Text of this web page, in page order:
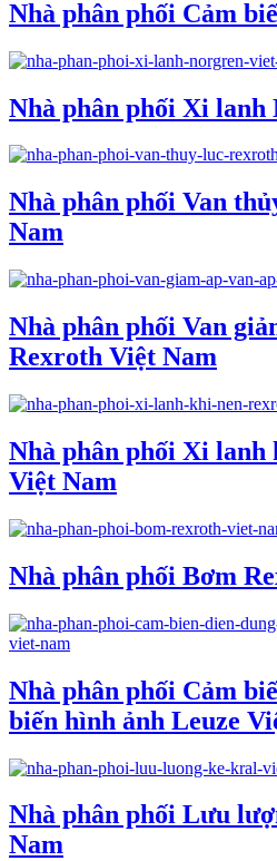
Nhà phân phối Cảm
Nhà phân phối Xi lanh
Nhà phân phối Van
Nam
Nhà phân phối Van
Rexroth Việt Nam
Nhà phân phối Xi lanh
Việt Nam
Nhà phân phối Bơm
Nhà phân phối Cảm
biến hình ảnh Leuze
Nhà phân phối Lưu
Nam